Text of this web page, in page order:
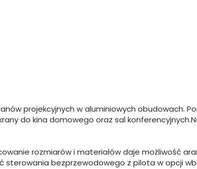
projekcyjnych w aluminiowych obudowach.
do kina domowego oraz sal
rozmiarów i materiałów daje możliwość
sterowania bezprzewodowego z pilota w opcji